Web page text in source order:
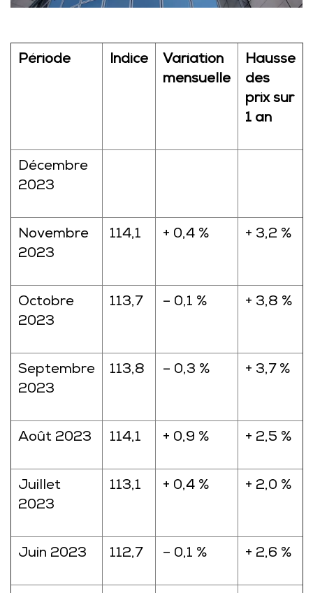
Période Indice
Variation
mensuelle
Hausse
des
prix sur
1 an
Décembre
2023
Novembre
2023
114,1 + 0,4 % + 3,2 %
Octobre
2023
113,7 – 0,1 % + 3,8 %
Septembre
2023
113,8 – 0,3 % + 3,7 %
Août 2023 114,1 + 0,9 % + 2,5 %
Juillet
2023
113,1 + 0,4 % + 2,0 %
Juin 2023 112,7 – 0,1 % + 2,6 %